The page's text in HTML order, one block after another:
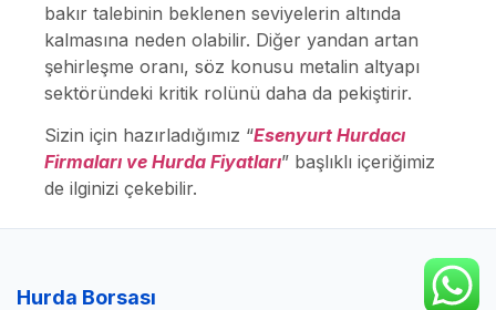
bakır talebinin beklenen seviyelerin altında
kalmasına neden olabilir. Diğer yandan artan
şehirleşme oranı, söz konusu metalin altyapı
sektöründeki kritik rolünü daha da pekiştirir.
Sizin için hazırladığımız “Esenyurt Hurdacı
Firmaları ve Hurda Fiyatları” başlıklı içeriğimiz
de ilginizi çekebilir.
Hurda Borsası